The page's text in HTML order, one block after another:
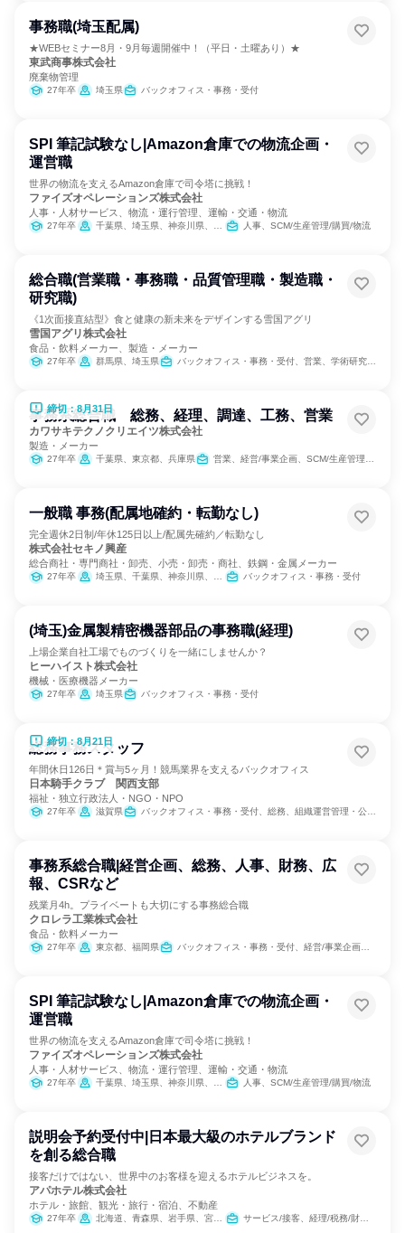
事務職(埼玉配属)
★WEBセミナー8月・9月毎週開催中！（平日・土曜あり）★
東武商事株式会社
廃棄物管理
27年卒 埼玉県 バックオフィス・事務・受付
SPI 筆記試験なし|Amazon倉庫での物流企画・
運営職
世界の物流を支えるAmazon倉庫で司令塔に挑戦！
ファイズオペレーションズ株式会社
人事・人材サービス、物流・運行管理、運輸・交通・物流
27年卒 千葉県、埼玉県、神奈川県、大阪府、愛知県 人事、SCM/生産管理/購買/物流
総合職(営業職・事務職・品質管理職・製造職・
研究職)
《1次面接直結型》食と健康の新未来をデザインする雪国アグリ
雪国アグリ株式会社
食品・飲料メーカー、製造・メーカー
27年卒 群馬県、埼玉県 バックオフィス・事務・受付、営業、学術研究、製造・生産工程
締切：8月31日
事務系総合職 総務、経理、調達、工務、営業
カワサキテクノクリエイツ株式会社
製造・メーカー
27年卒 千葉県、東京都、兵庫県 営業、経営/事業企画、SCM/生産管理/購買/物流、経理/税務/財務、人事、総務、法務/知財、IT
一般職 事務(配属地確約・転勤なし)
完全週休2日制/年休125日以上/配属先確約／転勤なし
株式会社セキノ興産
総合商社・専門商社・卸売、小売・卸売・商社、鉄鋼・金属メーカー
27年卒 埼玉県、千葉県、神奈川県、新潟県、富山県、山梨県、愛知県、滋賀県 バックオフィス・事務・受付
(埼玉)金属製精密機器部品の事務職(経理)
上場企業自社工場でものづくりを一緒にしませんか？
ヒーハイスト株式会社
機械・医療機器メーカー
27年卒 埼玉県 バックオフィス・事務・受付
締切：8月21日
総務事務スタッフ
年間休日126日＊賞与5ヶ月！競馬業界を支えるバックオフィス
日本騎手クラブ 関西支部
福祉・独立行政法人・NGO・NPO
27年卒 滋賀県 バックオフィス・事務・受付、総務、組織運営管理・公務員・事務系職種
事務系総合職|経営企画、総務、人事、財務、広
報、CSRなど
残業月4h。プライベートも大切にする事務総合職
クロレラ工業株式会社
食品・飲料メーカー
27年卒 東京都、福岡県 バックオフィス・事務・受付、経営/事業企画、SCM/生産管理/購買/物流、経理/税務/財務、人事、総務、マーケティング・広告・宣伝
SPI 筆記試験なし|Amazon倉庫での物流企画・
運営職
世界の物流を支えるAmazon倉庫で司令塔に挑戦！
ファイズオペレーションズ株式会社
人事・人材サービス、物流・運行管理、運輸・交通・物流
27年卒 千葉県、埼玉県、神奈川県、大阪府、愛知県 人事、SCM/生産管理/購買/物流
説明会予約受付中|日本最大級のホテルブランド
を創る総合職
接客だけではない、世界中のお客様を迎えるホテルビジネスを。
アパホテル株式会社
ホテル・旅館、観光・旅行・宿泊、不動産
27年卒 北海道、青森県、岩手県、宮城県、山形県、福島県、栃木県、群馬県、埼玉県、千葉県、東京都、神奈川県、新潟県、富山県、石川県、福井県、長野県、岐阜県、静岡県、愛知県、三重県、滋賀県、京都府、大阪府、兵庫県、奈良県、鳥取県、岡山県、広島県、香川県、愛媛県、福岡県、佐賀県、長崎県、熊本県、宮崎県、鹿児島県、沖縄県 サービス/接客、経理/税務/財務、人事、総務、広報/IR、経営/事業企画、営業、商品企画、マーケティング・広告・宣伝